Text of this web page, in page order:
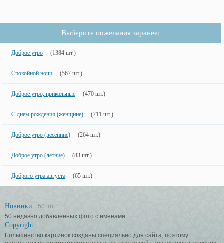
Выберите пожелания заранее:
Доброе утро (1384 шт.)
Спокойной ночи (567 шт.)
Доброе утро, прикольные (470 шт.)
С днем рождения (женщине) (711 шт.)
Доброе утро (весенние) (264 шт.)
Доброе утро (летние) (83 шт.)
Доброго утра августа (65 шт.)
Новинки
50 шт.
50 недавно добавленных фото с именами.
Copyright
Большинство картинок созданы специально для сайта, поэтому